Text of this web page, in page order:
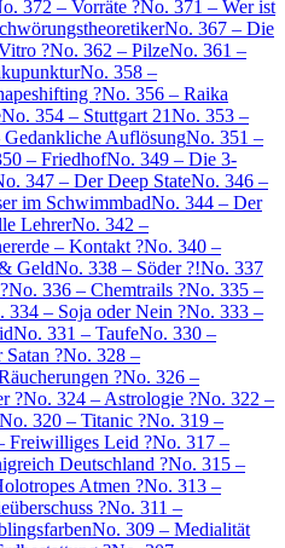
372 – Vorräte ?No. 371 – Wer ist
No. 367 – Die
?No. 362 – PilzeNo. 361 –
No. 358 –
?No. 356 – Raika
No. 354 – Stuttgart 21No. 353 –
AuflösungNo. 351 –
– FriedhofNo. 349 – Die 3-
347 – Der Deep StateNo. 346 –
im SchwimmbadNo. 344 – Der
LehrerNo. 342 –
– Kontakt ?No. 340 –
GeldNo. 338 – Söder ?!No. 337
No. 336 – Chemtrails ?No. 335 –
334 – Soja oder Nein ?No. 333 –
No. 331 – TaufeNo. 330 –
?No. 328 –
?No. 326 –
?No. 324 – Astrologie ?No. 322 –
No. 320 – Titanic ?No. 319 –
Freiwilliges Leid ?No. 317 –
Deutschland ?No. 315 –
Atmen ?No. 313 –
?No. 311 –
No. 309 – Medialität